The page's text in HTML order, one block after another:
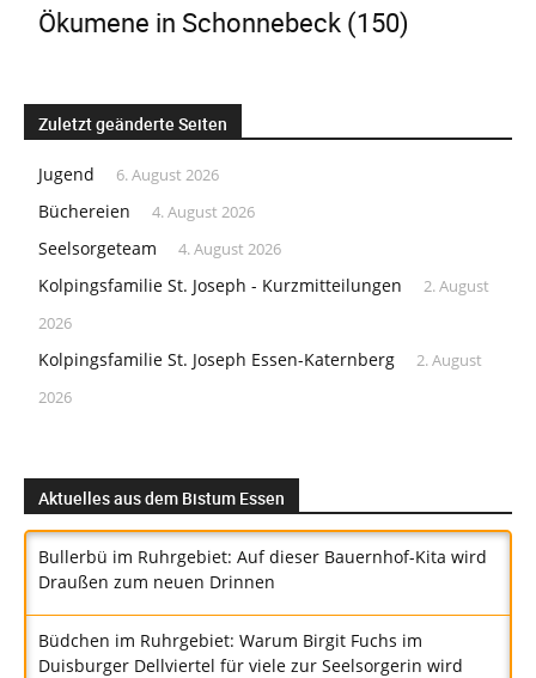
Ökumene in Schonnebeck (150)
Zuletzt geänderte Seiten
Jugend 6. August 2026
Büchereien 4. August 2026
Seelsorgeteam 4. August 2026
Kolpingsfamilie St. Joseph - Kurzmitteilungen
2. August
2026
Kolpingsfamilie St. Joseph Essen-Katernberg
2. August
2026
Aktuelles aus dem Bistum Essen
Bullerbü im Ruhrgebiet: Auf dieser Bauernhof-Kita wird
Draußen zum neuen Drinnen
Büdchen im Ruhrgebiet: Warum Birgit Fuchs im
Duisburger Dellviertel für viele zur Seelsorgerin wird